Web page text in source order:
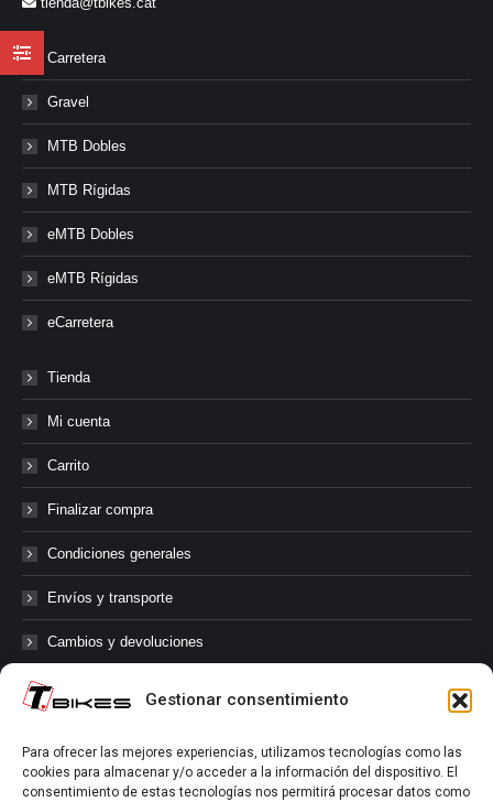
Gestionar consentimiento
Para ofrecer las mejores experiencias, utilizamos tecnologías como las
cookies para almacenar y/o acceder a la información del dispositivo. El
consentimiento de estas tecnologías nos permitirá procesar datos como
Carretera
Gravel
MTB Dobles
MTB Rígidas
eMTB Dobles
eMTB Rígidas
eCarretera
Tienda
Mi cuenta
Carrito
Finalizar compra
Condiciones generales
Envíos y transporte
Cambios y devoluciones
@tbikes.cat #tbikes
Síguenos en las redes sociales de Tbikes, mantente informado de